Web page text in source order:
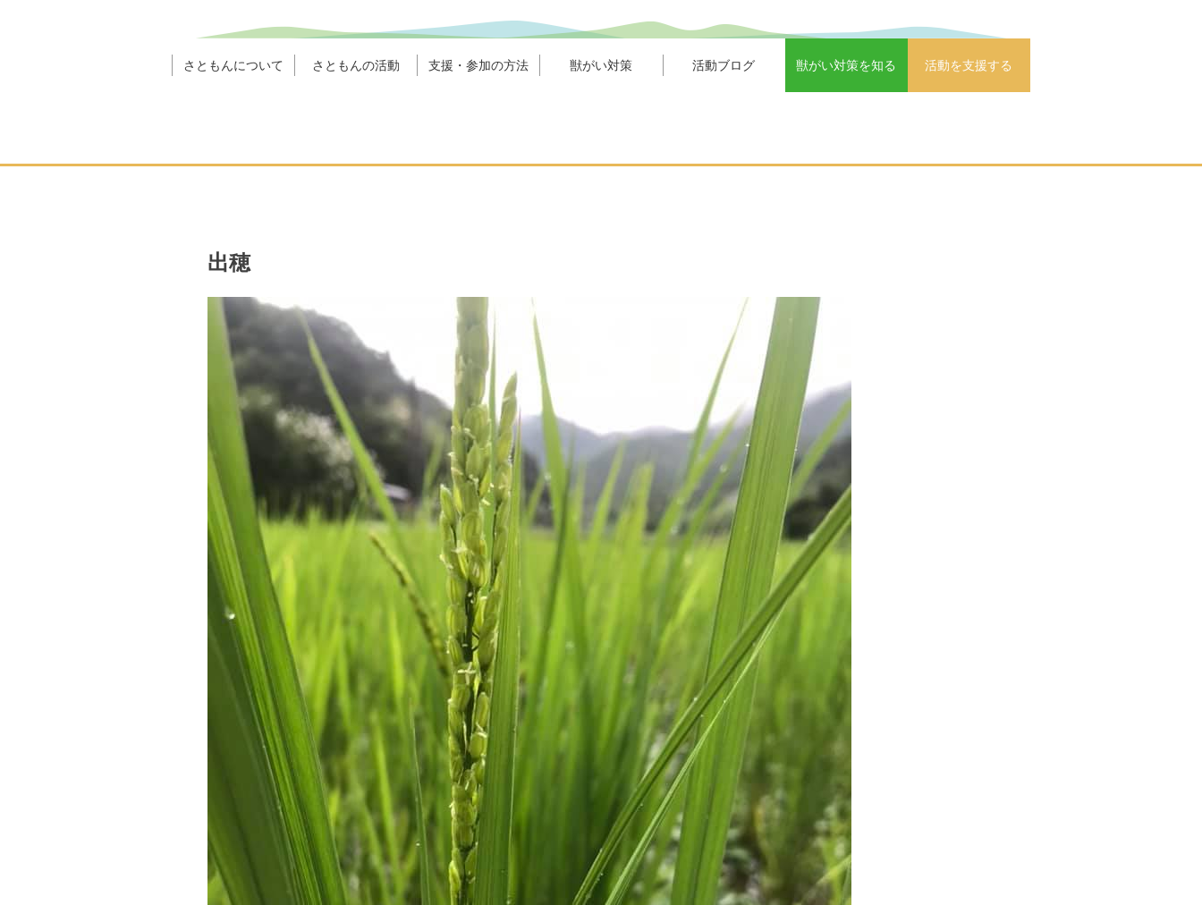
さともんについて さともんの活動 支援・参加の方法 獣がい対策 活動ブログ 獣がい対策を知る 活動を支援する
出穂